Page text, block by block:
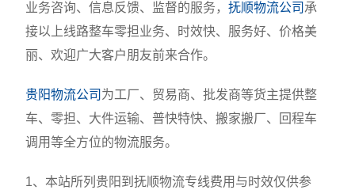
业务咨询、信息反馈、监督的服务，抚顺物流公司 承
接以上线路整车零担业务、时效快、服务好、价格美
丽、欢迎广大客户朋友前来合作。
贵阳物流公司 为工厂、贸易商、批发商等货主提供整
车、零担、大件运输、普快特快、搬家搬厂、回程车
调用等全方位的物流服务。
1、本站所列贵阳到抚顺物流专线费用与时效仅供参